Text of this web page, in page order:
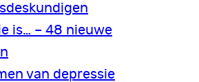
is… – 48 nieuwe
van depressie